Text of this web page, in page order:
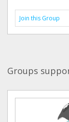
Join this Group
Groups